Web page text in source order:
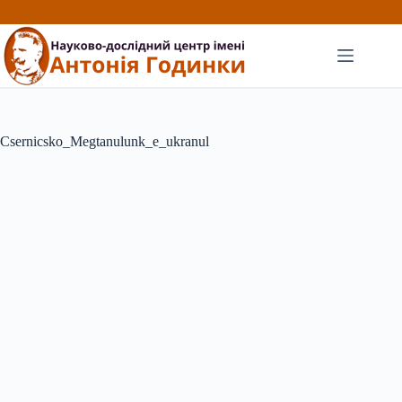
до
вмісту
Csernicsko_Megtanulunk_e_ukranul